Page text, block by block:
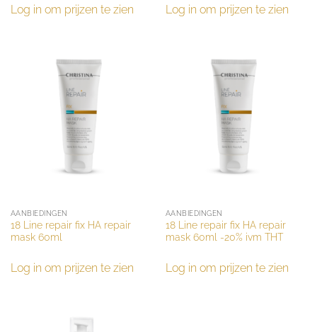
Log in om prijzen te zien Log in om prijzen te zien
AANBIEDINGEN
18 Line repair fix HA repair
mask 60ml
Log in om prijzen te zien
AANBIEDINGEN
18 Line repair fix HA repair
mask 60ml -20% ivm THT
Log in om prijzen te zien